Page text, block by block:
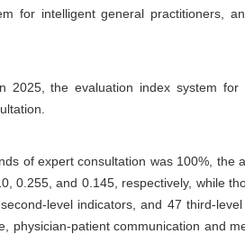
for intelligent general practitioners,
the evaluation index system
of expert consultation was 100%,
0.255, and 0.145, respectively, while
level indicators, and 47 third-
physician-patient communication and